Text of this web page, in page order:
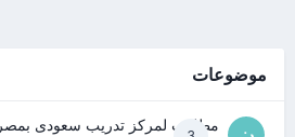
موضوعات
مطلوب لمركز تدريب سعودى بمصر